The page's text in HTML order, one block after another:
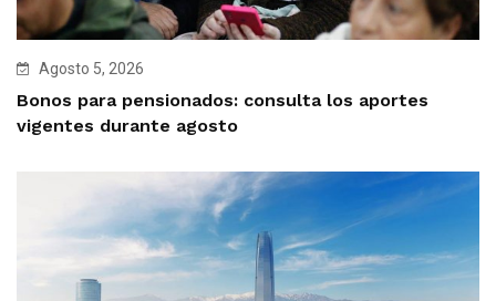
Agosto 5, 2026
Bonos para pensionados: consulta los aportes
vigentes durante agosto